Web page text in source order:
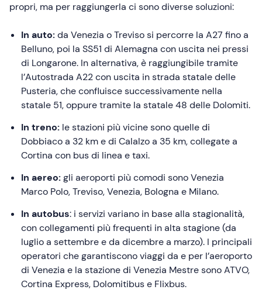
propri, ma per raggiungerla ci sono diverse soluzioni:
In auto:da Venezia o Treviso si percorre la A27 fino a
Belluno, poi la SS51 di Alemagna con uscita nei pressi
di Longarone. In alternativa, è raggiungibile tramite
l’Autostrada A22 con uscita in strada statale delle
Pusteria, che confluisce successivamente nella
statale 51, oppure tramite la statale 48 delle Dolomiti.
In treno: le stazioni più vicine sono quelle di
Dobbiaco a 32 km e di Calalzo a 35 km, collegate a
Cortina con bus di linea e taxi.
In aereo:gli aeroporti più comodi sono Venezia
Marco Polo, Treviso, Venezia, Bologna e Milano.
In autobus: i servizi variano in base alla stagionalità,
con collegamenti più frequenti in alta stagione (da
luglio a settembre e da dicembre a marzo). I principali
operatori che garantiscono viaggi da e per l’aeroporto
di Venezia e la stazione di Venezia Mestre sono ATVO,
Cortina Express, Dolomitibus e Flixbus.